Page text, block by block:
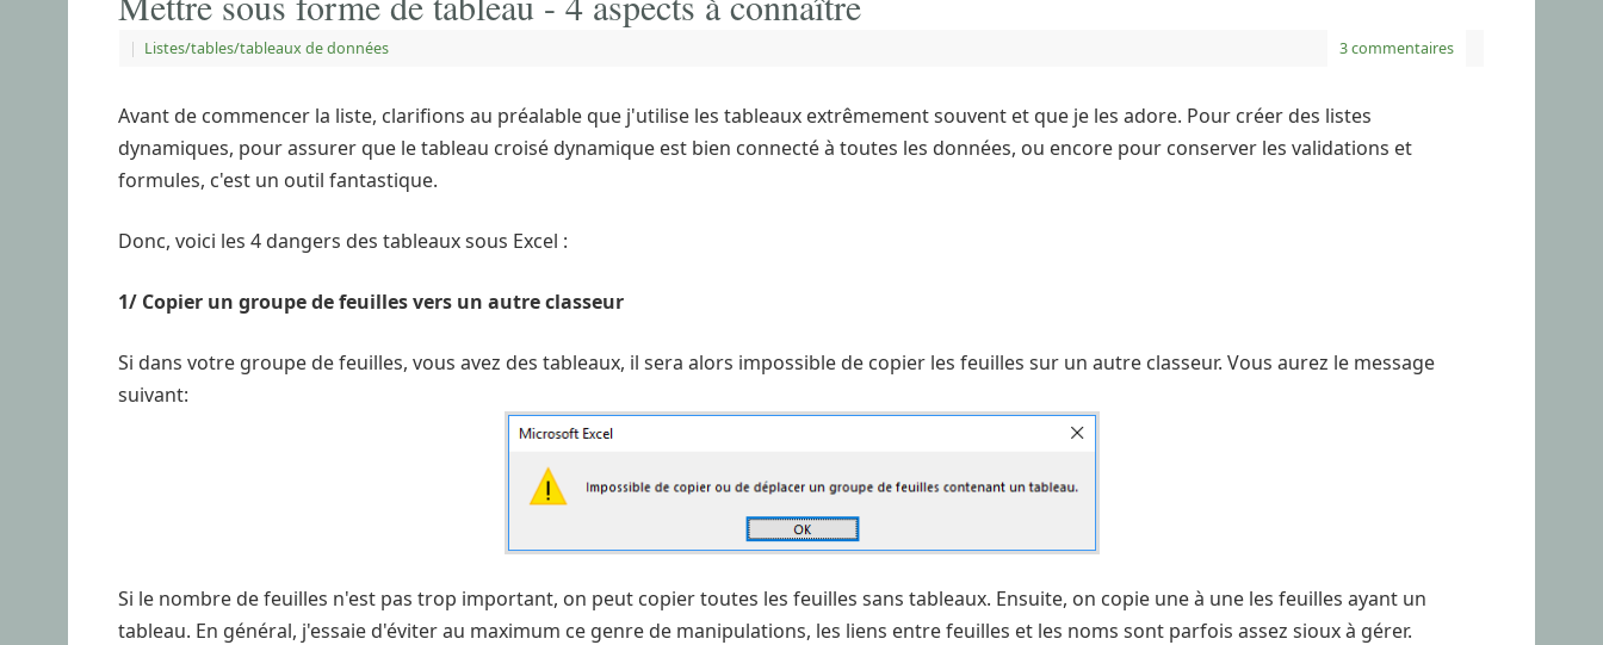
| Listes/tables/tableaux de données 3 commentaires
Avant de commencer la liste, clarifions au préalable que j'utilise les tableaux extrêmement souvent et que je les adore. Pour créer des listes
dynamiques, pour assurer que le tableau croisé dynamique est bien connecté à toutes les données, ou encore pour conserver les validations et
formules, c'est un outil fantastique.
Donc, voici les 4 dangers des tableaux sous Excel :
1/ Copier un groupe de feuilles vers un autre classeur
Si dans votre groupe de feuilles, vous avez des tableaux, il sera alors impossible de copier les feuilles sur un autre classeur. Vous aurez le message
suivant:
Si le nombre de feuilles n'est pas trop important, on peut copier toutes les feuilles sans tableaux. Ensuite, on copie une à une les feuilles ayant un
tableau. En général, j'essaie d'éviter au maximum ce genre de manipulations, les liens entre feuilles et les noms sont parfois assez sioux à gérer.